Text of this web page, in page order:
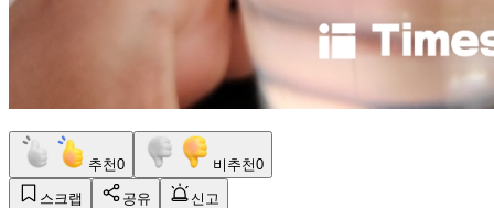
추천0 비추천0
스크랩 공유
신고